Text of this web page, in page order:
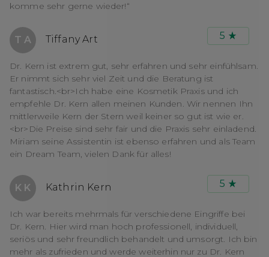
komme sehr gerne wieder!“
T A Tiffany Art 5
Dr. Kern ist extrem gut, sehr erfahren und sehr einfühlsam.
Er nimmt sich sehr viel Zeit und die Beratung ist
fantastisch.<br>Ich habe eine Kosmetik Praxis und ich
empfehle Dr. Kern allen meinen Kunden. Wir nennen Ihn
mittlerweile Kern der Stern weil keiner so gut ist wie er.
<br>Die Preise sind sehr fair und die Praxis sehr einladend.
Miriam seine Assistentin ist ebenso erfahren und als Team
ein Dream Team, vielen Dank für alles!
K K Kathrin Kern 5
Ich war bereits mehrmals für verschiedene Eingriffe bei
Dr. Kern. Hier wird man hoch professionell, individuell,
seriös und sehr freundlich behandelt und umsorgt. Ich bin
mehr als zufrieden und werde weiterhin nur zu Dr. Kern